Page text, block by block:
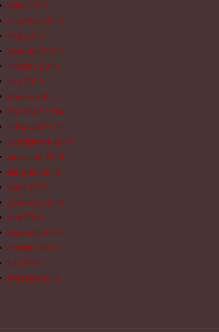
lipiec 2015
czerwiec 2015
maj 2015
kwiecień 2015
marzec 2015
luty 2015
styczeń 2015
grudzień 2014
listopad 2014
październik 2014
wrzesień 2014
sierpień 2014
lipiec 2014
czerwiec 2014
maj 2014
kwiecień 2014
marzec 2014
luty 2014
styczeń 2014